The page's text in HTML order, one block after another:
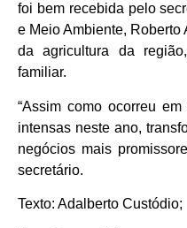
foi bem recebida pelo
e Meio Ambiente, Roberto
da agricultura da
familiar.
“Assim como ocorreu
intensas neste ano,
negócios mais
secretário.
Texto: Adalberto Custódio;